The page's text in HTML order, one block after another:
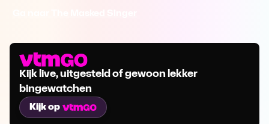
Kijk live, uitgesteld of gewoon lekker
bingewatchen
Kijk op